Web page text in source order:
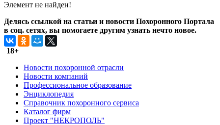
Элемент не найден!
Делясь ссылкой на статьи и новости Похоронного Портала
в соц. сетях, вы помогаете другим узнать нечто новое.
18+
Новости похоронной отрасли
Новости компаний
Профессиональное образование
Энциклопедия
Справочник похоронного сервиса
Каталог фирм
Проект "НЕКРОПОЛЬ"